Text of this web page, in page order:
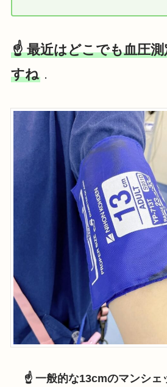
☝️ 最近はどこでも血圧
すね．
☝️ 一般的な13cmのマンシェ